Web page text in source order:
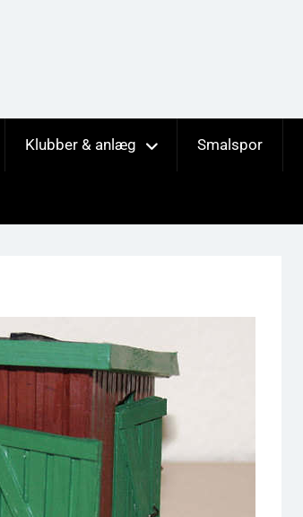
Klubber & anlæg Smalspor